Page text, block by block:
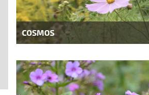
COSMOS